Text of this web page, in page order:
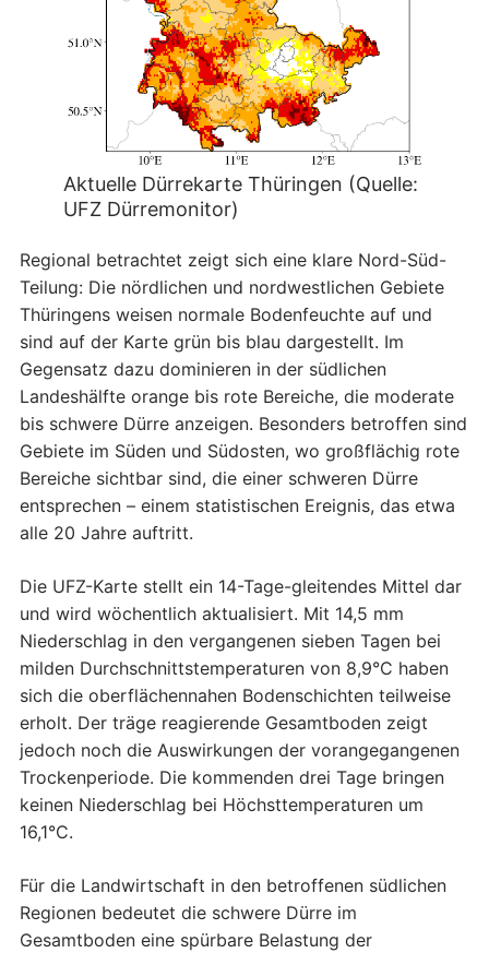
Aktuelle Dürrekarte Thüringen (Quelle:
UFZ Dürremonitor)
Regional betrachtet zeigt sich eine klare Nord-Süd-
Teilung: Die nördlichen und nordwestlichen Gebiete
Thüringens weisen normale Bodenfeuchte auf und
sind auf der Karte grün bis blau dargestellt. Im
Gegensatz dazu dominieren in der südlichen
Landeshälfte orange bis rote Bereiche, die moderate
bis schwere Dürre anzeigen. Besonders betroffen sind
Gebiete im Süden und Südosten, wo großflächig rote
Bereiche sichtbar sind, die einer schweren Dürre
entsprechen – einem statistischen Ereignis, das etwa
alle 20 Jahre auftritt.
Die UFZ-Karte stellt ein 14-Tage-gleitendes Mittel dar
und wird wöchentlich aktualisiert. Mit 14,5 mm
Niederschlag in den vergangenen sieben Tagen bei
milden Durchschnittstemperaturen von 8,9°C haben
sich die oberflächennahen Bodenschichten teilweise
erholt. Der träge reagierende Gesamtboden zeigt
jedoch noch die Auswirkungen der vorangegangenen
Trockenperiode. Die kommenden drei Tage bringen
keinen Niederschlag bei Höchsttemperaturen um
16,1°C.
Für die Landwirtschaft in den betroffenen südlichen
Regionen bedeutet die schwere Dürre im
Gesamtboden eine spürbare Belastung der